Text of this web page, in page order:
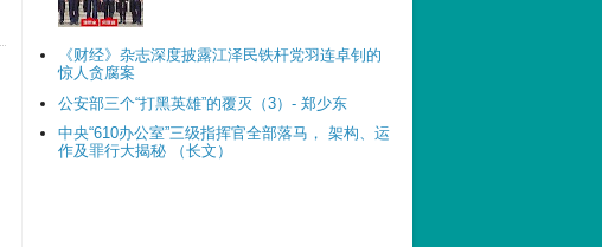
《财经》杂志深度披露江泽民铁杆党羽连卓钊的
惊人贪腐案
公安部三个“打黑英雄”的覆灭（3）- 郑少东
中央“610办公室”三级指挥官全部落马， 架构、运
作及罪行大揭秘 （长文）